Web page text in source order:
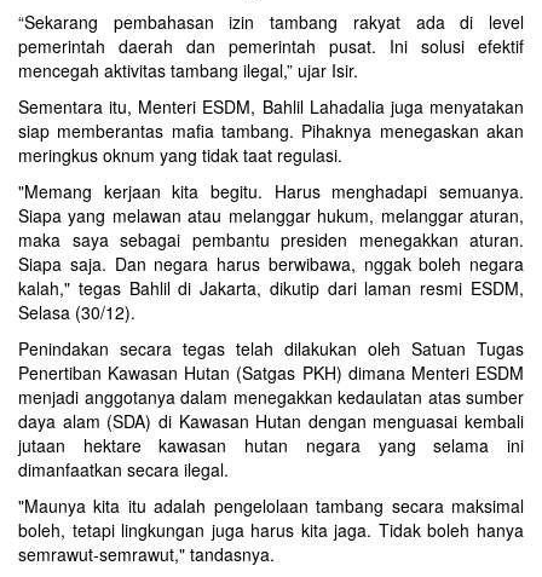
“Sekarang pembahasan izin tambang rakyat ada di level
pemerintah daerah dan pemerintah pusat. Ini solusi efektif
mencegah aktivitas tambang ilegal,” ujar Isir.
Sementara itu, Menteri ESDM, Bahlil Lahadalia juga menyatakan
siap memberantas mafia tambang. Pihaknya menegaskan akan
meringkus oknum yang tidak taat regulasi.
"Memang kerjaan kita begitu. Harus menghadapi semuanya.
Siapa yang melawan atau melanggar hukum, melanggar aturan,
maka saya sebagai pembantu presiden menegakkan aturan.
Siapa saja. Dan negara harus berwibawa, nggak boleh negara
kalah," tegas Bahlil di Jakarta, dikutip dari laman resmi ESDM,
Selasa (30/12).
Penindakan secara tegas telah dilakukan oleh Satuan Tugas
Penertiban Kawasan Hutan (Satgas PKH) dimana Menteri ESDM
menjadi anggotanya dalam menegakkan kedaulatan atas sumber
daya alam (SDA) di Kawasan Hutan dengan menguasai kembali
jutaan hektare kawasan hutan negara yang selama ini
dimanfaatkan secara ilegal.
"Maunya kita itu adalah pengelolaan tambang secara maksimal
boleh, tetapi lingkungan juga harus kita jaga. Tidak boleh hanya
semrawut-semrawut," tandasnya.